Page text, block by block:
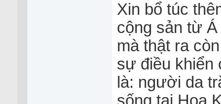
Xin bổ túc
cộng sản từ
mà thật ra
sự điều khiển
là: người da